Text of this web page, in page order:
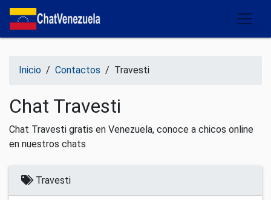
Salir del contenido
Inicio / Contactos / Travesti
Chat Travesti
Chat Travesti gratis en Venezuela, conoce a chicos online
en nuestros chats
Travesti